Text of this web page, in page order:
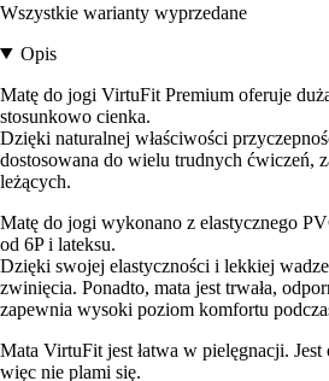
Wszystkie warianty wyprzedane
Opis
Matę do jogi VirtuFit Premium oferuje
stosunkowo cienka.
Dzięki naturalnej właściwości
dostosowana do wielu trudnych ćwiczeń,
leżących.
Matę do jogi wykonano z elastycznego
od 6P i lateksu.
Dzięki swojej elastyczności i lekkiej
zwinięcia. Ponadto, mata jest trwała,
zapewnia wysoki poziom komfortu
Mata VirtuFit jest łatwa w pielęgnacji.
więc nie plami się.